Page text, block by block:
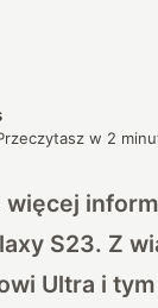
w 2
więcej
S23. Z
Ultra i